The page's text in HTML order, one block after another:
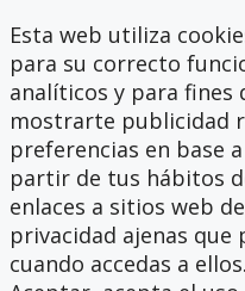
Esta web utiliza
para su correcto
analíticos y para fines
mostrarte publicidad
preferencias en base
partir de tus hábitos
enlaces a sitios web
privacidad ajenas
cuando accedas a